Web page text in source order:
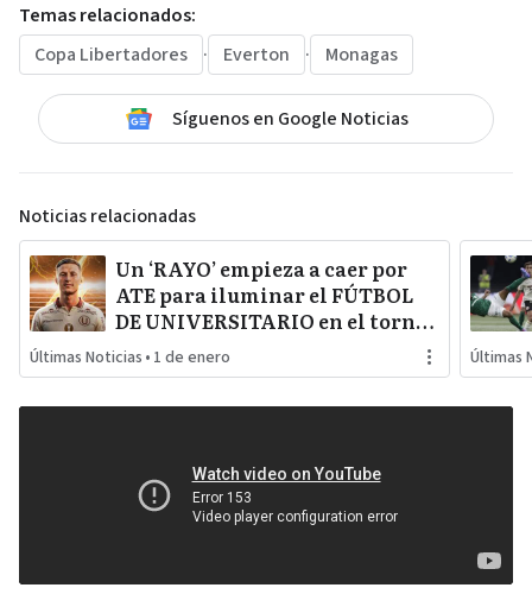
Temas relacionados:
Copa Libertadores
· Everton · Monagas
Síguenos en Google Noticias
Noticias relacionadas
Un ‘RAYO’ empieza a caer por
ATE para iluminar el FÚTBOL
DE UNIVERSITARIO en el torneo
local y COPA LIBERTADORES
Últimas Noticias • 1 de enero Últimas